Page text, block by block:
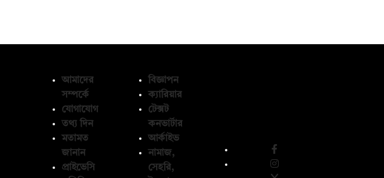
আমাদের
সম্পর্কে
যোগাযোগ
তথ্য দিন
মতামত
জানান
প্রাইভেসি
বিজ্ঞাপন
ক্যারিয়ার
টেক্সট
কনভার্টার
আর্কাইভ
নামাজ,
সেহরি,